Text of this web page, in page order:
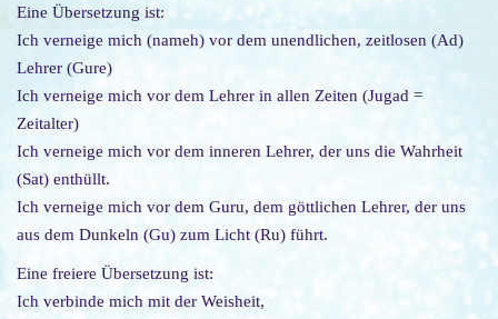
o
Eine Übersetzung ist:
Ich verneige mich (nameh) vor dem unendlichen, zeitlosen (Ad)
Lehrer (Gure)
Ich verneige mich vor dem Lehrer in allen Zeiten (Jugad =
Zeitalter)
Ich verneige mich vor dem inneren Lehrer, der uns die Wahrheit
(Sat) enthüllt.
Ich verneige mich vor dem Guru, dem göttlichen Lehrer, der uns
aus dem Dunkeln (Gu) zum Licht (Ru) führt.
Eine freiere Übersetzung ist:
Ich verbinde mich mit der Weisheit,